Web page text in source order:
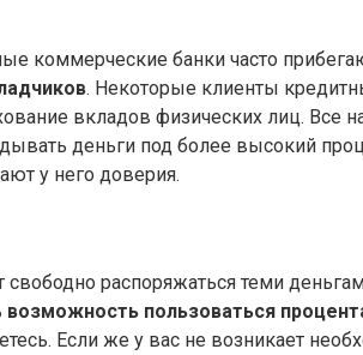
коммерческие банки часто
. Некоторые клиенты
вкладов физических лиц.
деньги под более высокий
у него доверия.
распоряжаться теми
возможность пользоваться
Если же у вас не возникает